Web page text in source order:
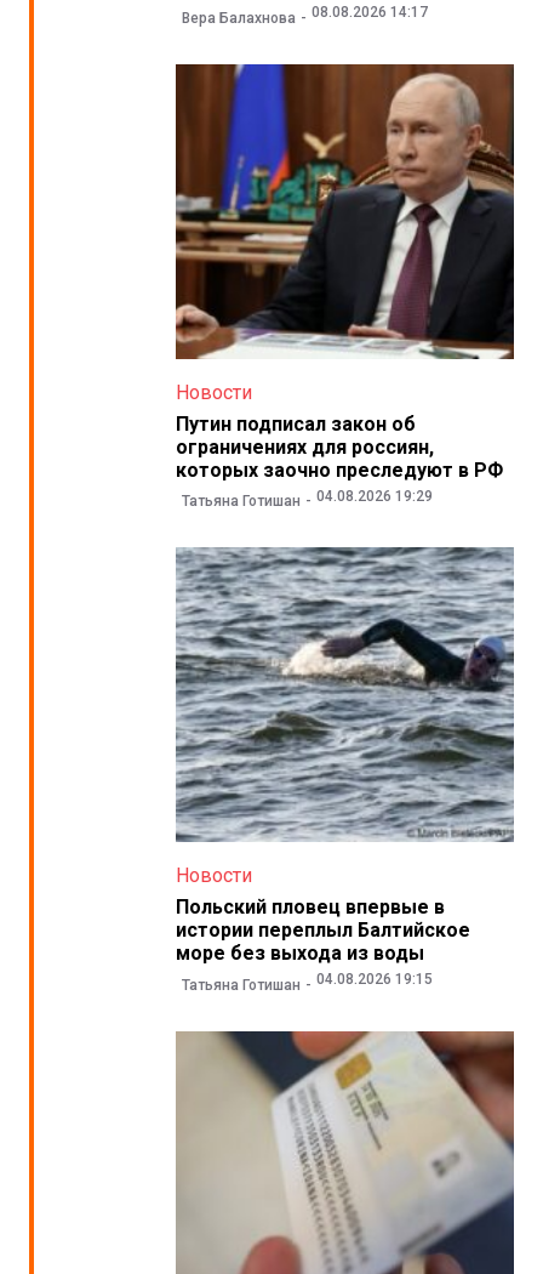
Вера Балахнова 08.08.2026 14:17
Новости
Путин подписал закон об
ограничениях для россиян,
которых заочно преследуют в РФ
Татьяна Готишан 04.08.2026 19:29
Новости
Польский пловец впервые в
истории переплыл Балтийское
море без выхода из воды
Татьяна Готишан 04.08.2026 19:15